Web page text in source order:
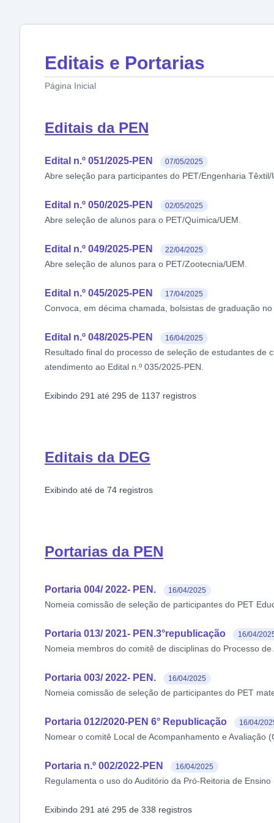
Editais e Portarias
Página Inicial
Editais da PEN
Edital n.º 051/2025-PEN 07/05/2025
Abre seleção para participantes do PET/Engenharia Têxtil/
Edital n.º 050/2025-PEN 02/05/2025
Abre seleção de alunos para o PET/Química/UEM.
Edital n.º 049/2025-PEN 22/04/2025
Abre seleção de alunos para o PET/Zootecnia/UEM.
Edital n.º 045/2025-PEN 17/04/2025
Convoca, em décima chamada, bolsistas de graduação
Edital n.º 048/2025-PEN 16/04/2025
Resultado final do processo de seleção de estudantes de
atendimento ao Edital n.º 035/2025-PEN.
Exibindo 291 até 295 de 1137 registros
Editais da DEG
Exibindo até de 74 registros
Portarias da PEN
Portaria 004/ 2022- PEN. 16/04/2025
Nomeia comissão de seleção de participantes do PET
Portaria 013/ 2021- PEN.3°republicação 16/04/
Nomeia membros do comitê de disciplinas do Processo
Portaria 003/ 2022- PEN. 16/04/2025
Nomeia comissão de seleção de participantes do PET
Portaria 012/2020-PEN 6° Republicação 16/04/
Nomear o comitê Local de Acompanhamento e Avaliação
Portaria n.º 002/2022-PEN 16/04/2025
Regulamenta o uso do Auditório da Pró-Reitoria de
Exibindo 291 até 295 de 338 registros